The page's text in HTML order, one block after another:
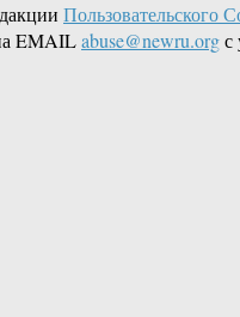
Пользовательского
EMAILabuse@newru.orgс